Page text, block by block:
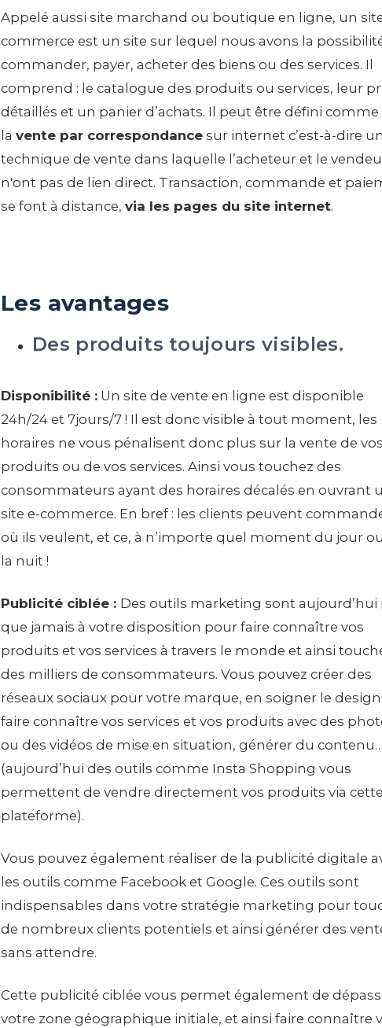
Appelé aussi site marchand ou boutique en ligne, un
commerce est un site sur lequel nous avons la
commander, payer, acheter des biens ou des services. Il
comprend : le catalogue des produits ou services, leur
détaillés et un panier d’achats. Il peut être défini comme
la vente par correspondance sur internet c’est-à-dire
technique de vente dans laquelle l’acheteur et le
n'ont pas de lien direct. Transaction, commande et
se font à distance, via les pages du site internet.
Les avantages
Des produits toujours visibles.
Disponibilité : Un site de vente en ligne est disponible
24h/24 et 7jours/7 ! Il est donc visible à tout moment, les
horaires ne vous pénalisent donc plus sur la vente de vos
produits ou de vos services. Ainsi vous touchez des
consommateurs ayant des horaires décalés en ouvrant
site e-commerce. En bref : les clients peuvent
où ils veulent, et ce, à n’importe quel moment du jour
la nuit !
Publicité ciblée : Des outils marketing sont aujourd’hui
que jamais à votre disposition pour faire connaître vos
produits et vos services à travers le monde et ainsi
des milliers de consommateurs. Vous pouvez créer des
réseaux sociaux pour votre marque, en soigner le
faire connaître vos services et vos produits avec des
ou des vidéos de mise en situation, générer du contenu…
(aujourd’hui des outils comme Insta Shopping vous
permettent de vendre directement vos produits via cette
plateforme).
Vous pouvez également réaliser de la publicité digitale
les outils comme Facebook et Google. Ces outils sont
indispensables dans votre stratégie marketing pour
de nombreux clients potentiels et ainsi générer des
sans attendre.
Cette publicité ciblée vous permet également de
votre zone géographique initiale, et ainsi faire connaître